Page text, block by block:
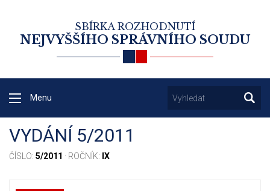
SBÍRKA ROZHODNUTÍ
NEJVYŠŠÍHO SPRÁVNÍHO SOUDU
Menu
VYDÁNÍ 5/2011
ČÍSLO: 5/2011 · ROČNÍK: IX